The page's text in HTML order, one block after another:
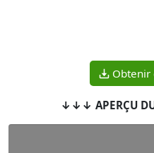
Obtenir
↓↓↓ APERÇU